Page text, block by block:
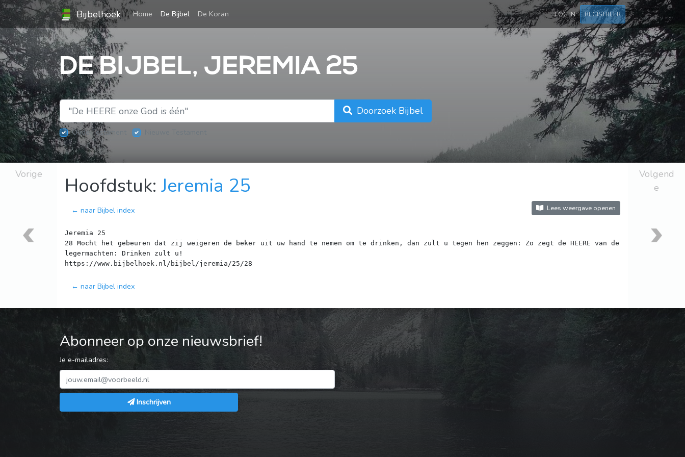
Bijbelhoek Home (current)
De Bijbel De Koran LOG IN REGISTREER
DE BIJBEL, JEREMIA 25
Doorzoek Bijbel
Oude Testament
Vorige Hoofdstuk: Jeremia 25
← naar Bijbel index Lees weergave openen
Jeremia 25
28 Mocht het gebeuren dat zij weigeren de beker uit uw hand te nemen om te drinken, dan zult u tegen hen zeggen: Zo zegt de HEERE van de
legermachten: Drinken zult u!
← naar Bijbel index
Volgend
e
Abonneer op onze nieuwsbrief!
Je e-mailadres:
Inschrijven